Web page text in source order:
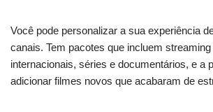
Você pode personalizar a sua experiência
canais. Tem pacotes que incluem
internacionais, séries e documentários, e a
adicionar filmes novos que acabaram de